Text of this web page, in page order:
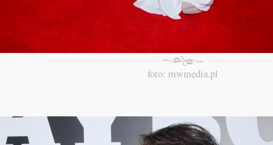
foto: mwmedia.pl